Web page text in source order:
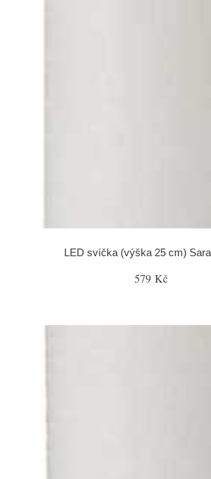
LED svíčka (výška 25 cm)
579 Kč